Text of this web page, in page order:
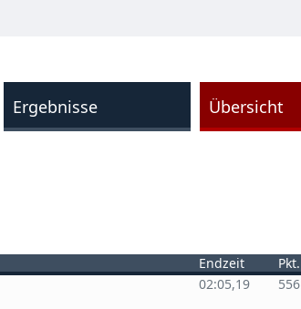
Ergebnisse Übersicht
Endzeit Pkt.
02:05,19 556